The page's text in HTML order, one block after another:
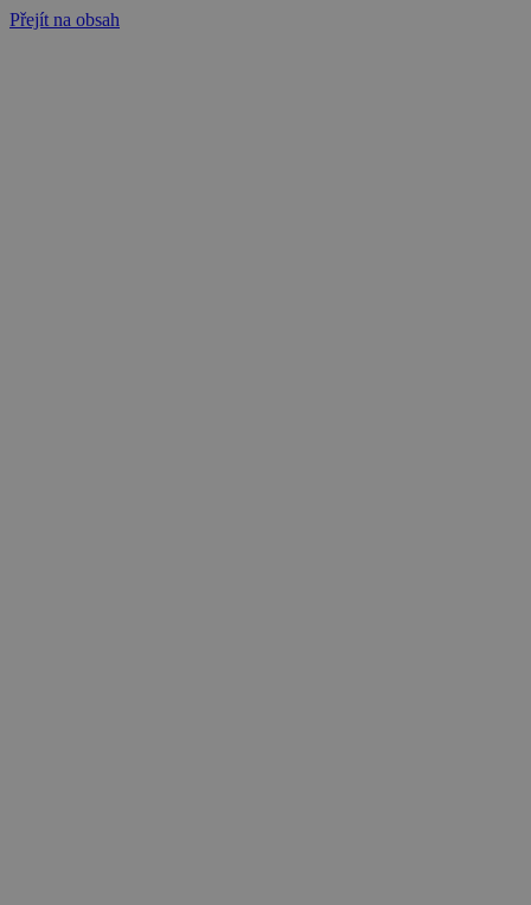
Přejít na obsah